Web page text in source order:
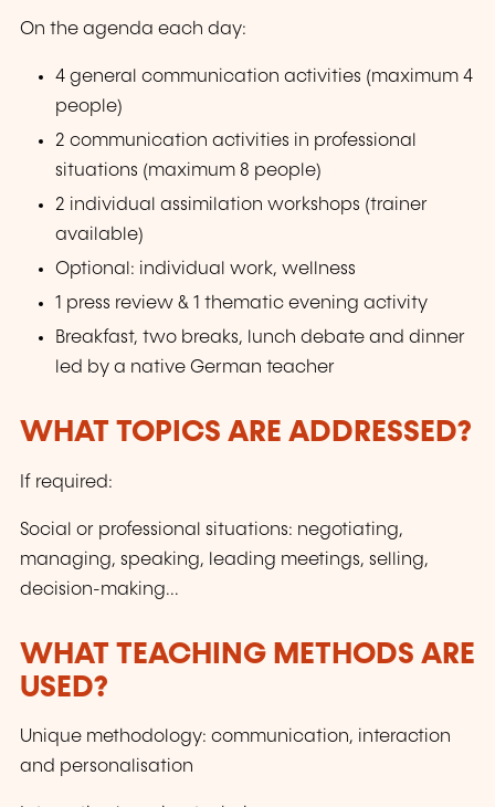
On the agenda each day:
4 general communication activities (maximum 4
people)
2 communication activities in professional
situations (maximum 8 people)
2 individual assimilation workshops (trainer
available)
Optional: individual work, wellness
1 press review & 1 thematic evening activity
Breakfast, two breaks, lunch debate and dinner
led by a native German teacher
WHAT TOPICS ARE ADDRESSED?
If required:
Social or professional situations: negotiating,
managing, speaking, leading meetings, selling,
decision-making...
WHAT TEACHING METHODS ARE
USED?
Unique methodology: communication, interaction
and personalisation